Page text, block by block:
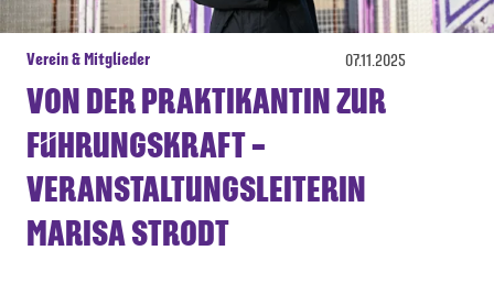
Verein & Mitglieder 07.11.2025
VON DER PRAKTIKANTIN ZUR
FÜHRUNGSKRAFT –
VERANSTALTUNGSLEITERIN
MARISA STRODT